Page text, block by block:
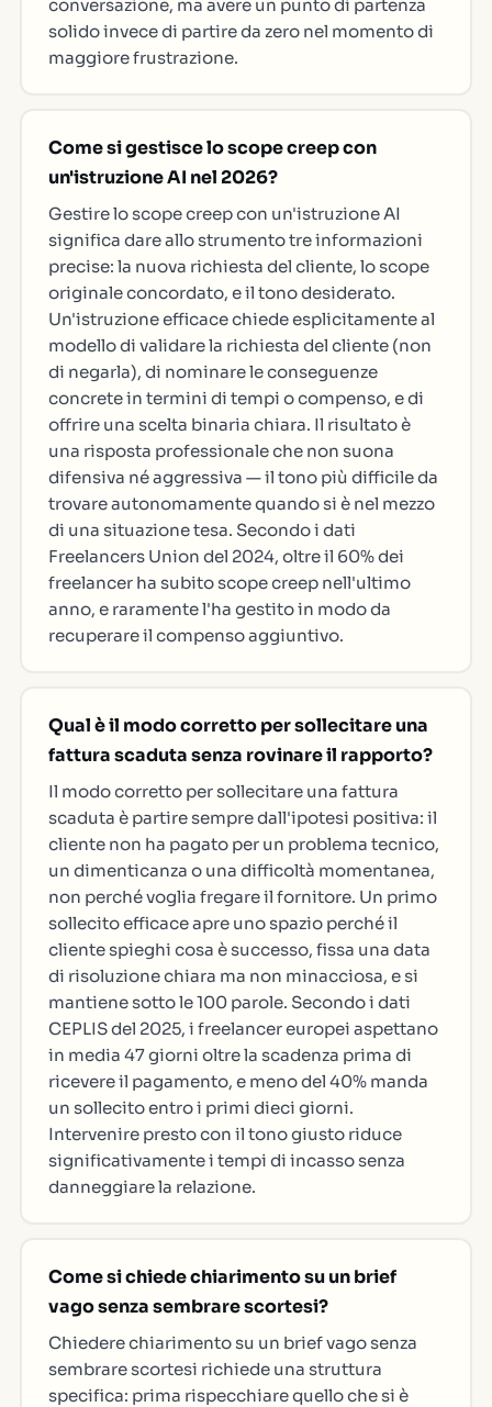
conversazione, ma avere un punto di partenza
solido invece di partire da zero nel momento di
maggiore frustrazione.
Come si gestisce lo scope creep con
un'istruzione AI nel 2026?
Gestire lo scope creep con un'istruzione AI
significa dare allo strumento tre informazioni
precise: la nuova richiesta del cliente, lo scope
originale concordato, e il tono desiderato.
Un'istruzione efficace chiede esplicitamente al
modello di validare la richiesta del cliente (non
di negarla), di nominare le conseguenze
concrete in termini di tempi o compenso, e di
offrire una scelta binaria chiara. Il risultato è
una risposta professionale che non suona
difensiva né aggressiva — il tono più difficile da
trovare autonomamente quando si è nel mezzo
di una situazione tesa. Secondo i dati
Freelancers Union del 2024, oltre il 60% dei
freelancer ha subito scope creep nell'ultimo
anno, e raramente l'ha gestito in modo da
recuperare il compenso aggiuntivo.
Qual è il modo corretto per sollecitare una
fattura scaduta senza rovinare il rapporto?
Il modo corretto per sollecitare una fattura
scaduta è partire sempre dall'ipotesi positiva: il
cliente non ha pagato per un problema tecnico,
un dimenticanza o una difficoltà momentanea,
non perché voglia fregare il fornitore. Un primo
sollecito efficace apre uno spazio perché il
cliente spieghi cosa è successo, fissa una data
di risoluzione chiara ma non minacciosa, e si
mantiene sotto le 100 parole. Secondo i dati
CEPLIS del 2025, i freelancer europei aspettano
in media 47 giorni oltre la scadenza prima di
ricevere il pagamento, e meno del 40% manda
un sollecito entro i primi dieci giorni.
Intervenire presto con il tono giusto riduce
significativamente i tempi di incasso senza
danneggiare la relazione.
Come si chiede chiarimento su un brief
vago senza sembrare scortesi?
Chiedere chiarimento su un brief vago senza
sembrare scortesi richiede una struttura
specifica: prima rispecchiare quello che si è